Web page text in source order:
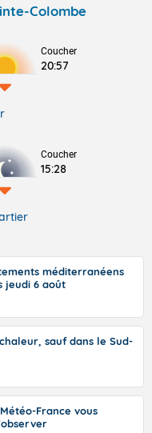
Colombe
Coucher
20:57
Coucher
15:28
méditerranéens
jeudi 6 août
sauf dans le Sud-
France vous